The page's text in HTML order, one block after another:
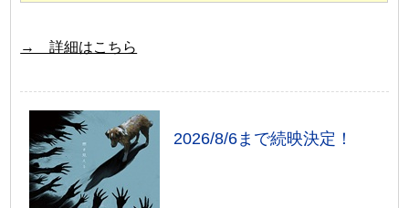
→ 詳細はこちら
2026/8/6まで続映決定！